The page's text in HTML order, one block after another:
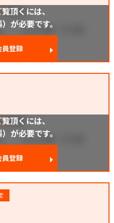
頂くには、
が必要です。
登録
頂くには、
が必要です。
登録